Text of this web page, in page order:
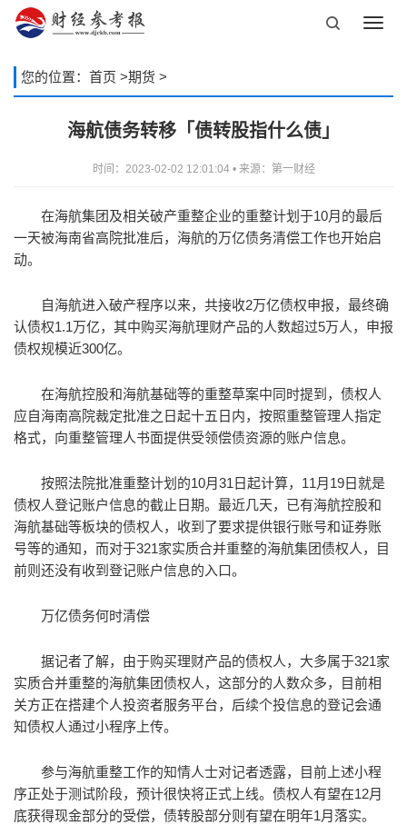
您的位置： 首页 >期货 >
海航债务转移「债转股指什么债」
时间：2023-02-02 12:01:04 • 来源：第一财经
在海航集团及相关破产重整企业的重整计划于10月的最后
一天被海南省高院批准后，海航的万亿债务清偿工作也开始启
动。
自海航进入破产程序以来，共接收2万亿债权申报，最终确
认债权1.1万亿，其中购买海航理财产品的人数超过5万人，申报
债权规模近300亿。
在海航控股和海航基础等的重整草案中同时提到，债权人
应自海南高院裁定批准之日起十五日内，按照重整管理人指定
格式，向重整管理人书面提供受领偿债资源的账户信息。
按照法院批准重整计划的10月31日起计算，11月19日就是
债权人登记账户信息的截止日期。最近几天，已有海航控股和
海航基础等板块的债权人，收到了要求提供银行账号和证券账
号等的通知，而对于321家实质合并重整的海航集团债权人，目
前则还没有收到登记账户信息的入口。
万亿债务何时清偿
据记者了解，由于购买理财产品的债权人，大多属于321家
实质合并重整的海航集团债权人，这部分的人数众多，目前相
关方正在搭建个人投资者服务平台，后续个投信息的登记会通
知债权人通过小程序上传。
参与海航重整工作的知情人士对记者透露，目前上述小程
序正处于测试阶段，预计很快将正式上线。债权人有望在12月
底获得现金部分的受偿，债转股部分则有望在明年1月落实。